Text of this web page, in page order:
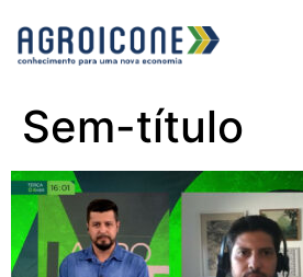
Sem-título